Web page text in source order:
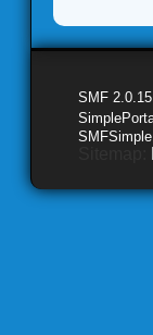
SMF 2.0.15